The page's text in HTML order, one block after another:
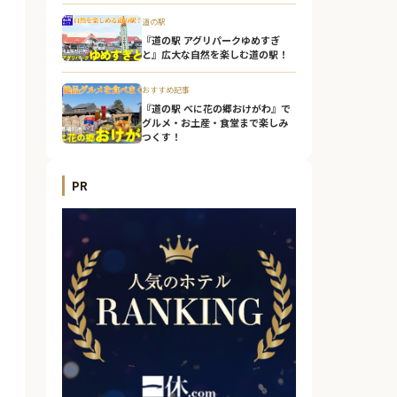
道の駅
『道の駅 アグリパークゆめすぎ
と』広大な自然を楽しむ道の駅！
おすすめ記事
『道の駅 べに花の郷おけがわ』で
グルメ・お土産・食堂まで楽しみ
つくす！
PR